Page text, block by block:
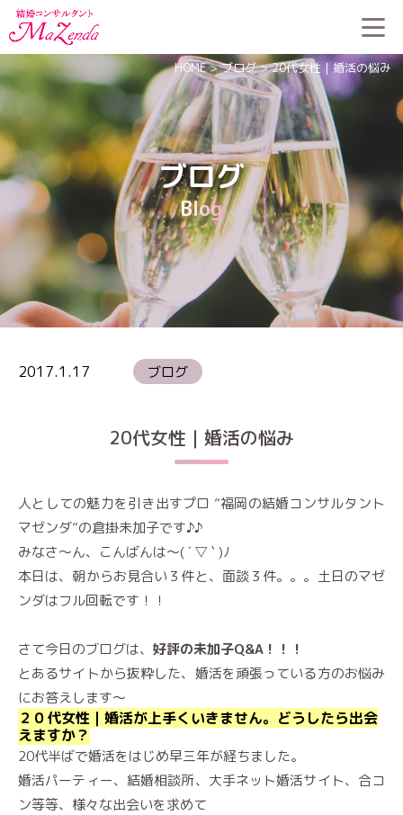
ブログ
Blog
HOME>ブログ>20代女性｜婚活の悩み
2017.1.17 ブログ
20代女性｜婚活の悩み
人としての魅力を引き出すプロ ”福岡の結婚コンサルタント
マゼンダ”の倉掛未加子です♪♪
みなさ～ん、こんばんは～( ´ ▽ ` )ﾉ
本日は、朝からお見合い３件と、面談３件。。。土日のマゼ
ンダはフル回転です！！
さて今日のブログは、 好評の未加子Q&A！！！
とあるサイトから抜粋した、婚活を頑張っている方のお悩み
にお答えします〜
２０代女性｜婚活が上手くいきません。どうしたら出会
えますか？
20代半ばで婚活をはじめ早三年が経ちました。
婚活パーティー、結婚相談所、大手ネット婚活サイト、合コ
ン等等、様々な出会いを求めて